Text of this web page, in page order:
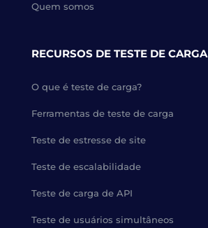
Quem somos
RECURSOS DE TESTE DE CARGA
O que é teste de carga?
Ferramentas de teste de carga
Teste de estresse de site
Teste de escalabilidade
Teste de carga de API
Teste de usuários simultâneos